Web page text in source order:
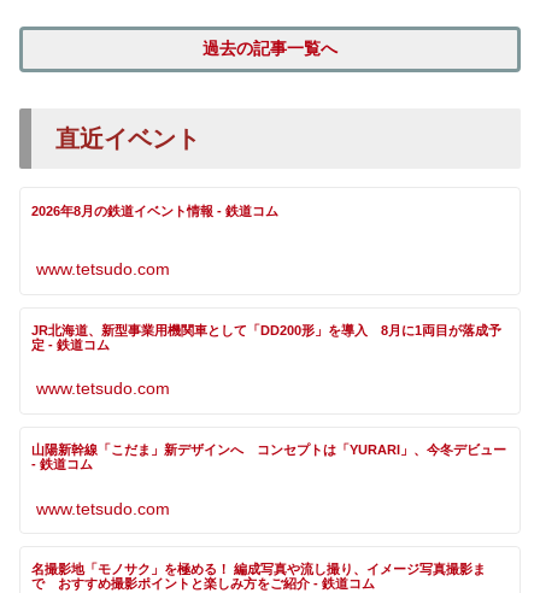
過去の記事一覧へ
直近イベント
2026年8月の鉄道イベント情報 - 鉄道コム
www.tetsudo.com
JR北海道、新型事業用機関車として「DD200形」を導入 8月に1両目が落成予
定 - 鉄道コム
www.tetsudo.com
山陽新幹線「こだま」新デザインへ コンセプトは「YURARI」、今冬デビュー
- 鉄道コム
www.tetsudo.com
名撮影地「モノサク」を極める！ 編成写真や流し撮り、イメージ写真撮影ま
で おすすめ撮影ポイントと楽しみ方をご紹介 - 鉄道コム